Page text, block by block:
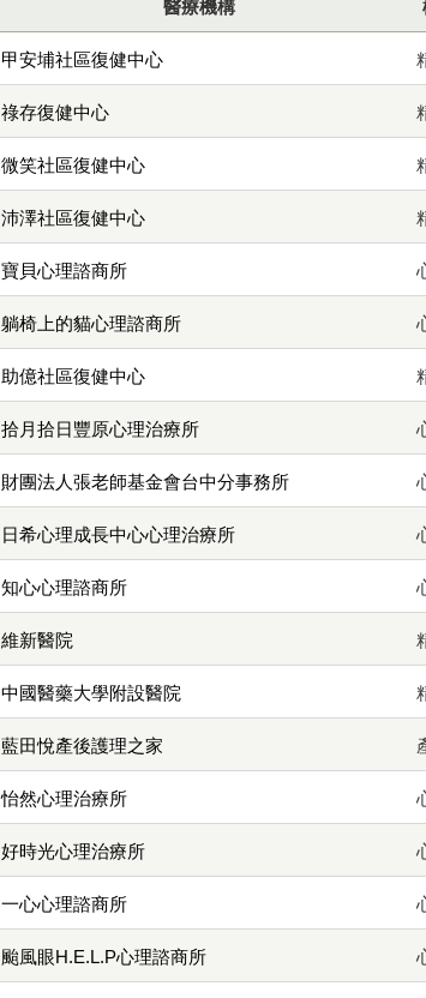
醫療機構
甲安埔社區復健中心
祿存復健中心
微笑社區復健中心
沛澤社區復健中心
寶貝心理諮商所
躺椅上的貓心理諮商所
助億社區復健中心
拾月拾日豐原心理治療所
財團法人張老師基金會台中分事務所
日希心理成長中心心理治療所
知心心理諮商所
維新醫院
中國醫藥大學附設醫院
藍田悅產後護理之家
怡然心理治療所
好時光心理治療所
一心心理諮商所
颱風眼H.E.L.P心理諮商所